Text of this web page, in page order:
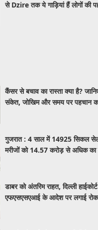
से Dzire तक ये गाड़ियां हैं लोगों की
कैंसर से बचाव का रास्ता क्या है?
संकेत, जोखिम और समय पर पहचान
गुजरात : 4 साल में 14925 सिकल सेल
मरीजों को 14.57 करोड़ से अधिक
डाबर को अंतरिम राहत, दिल्ली
एफएसएसएआई के आदेश पर लगाई रोक